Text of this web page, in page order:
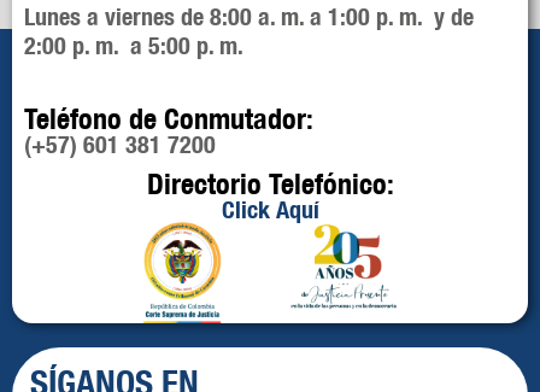
Lunes a viernes de 8:00 a. m. a 1:00 p. m. y de
2:00 p. m. a 5:00 p. m.
Teléfono de Conmutador:
(+57) 601 381 7200
Directorio Telefónico:
Click Aquí
SÍGANOS EN